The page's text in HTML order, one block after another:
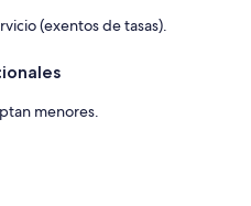
(exentos de tasas).
menores.